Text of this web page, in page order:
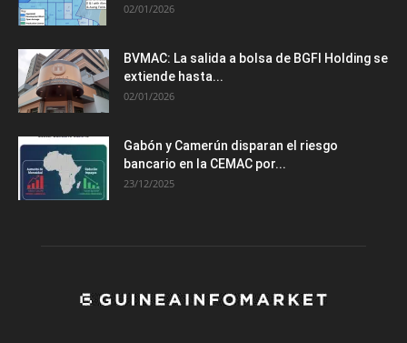
02/01/2026
BVMAC: La salida a bolsa de BGFI Holding se
extiende hasta...
02/01/2026
Gabón y Camerún disparan el riesgo
bancario en la CEMAC por...
23/12/2025